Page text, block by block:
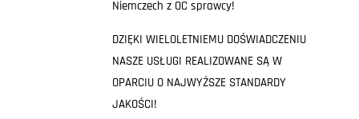
Niemczech z OC sprawcy!
DZIĘKI WIELOLETNIEMU DOŚWIADCZENIU
NASZE USŁUGI REALIZOWANE SĄ W
OPARCIU O NAJWYŻSZE STANDARDY
JAKOŚCI!